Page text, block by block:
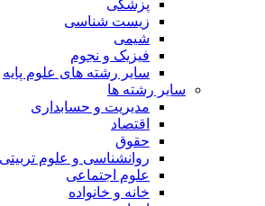
پزشکی
زیست شناسی
شیمی
فیزیک و نجوم
سایر رشته های علوم پایه
سایر رشته ها
مدیریت و حسابداری
اقتصاد
حقوق
روانشناسی و علوم تربیتی
علوم اجتماعی
خانه و خانواده